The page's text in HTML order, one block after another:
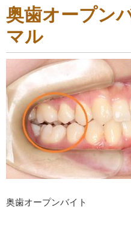
奥歯オープン
マル
奥歯オープンバイト